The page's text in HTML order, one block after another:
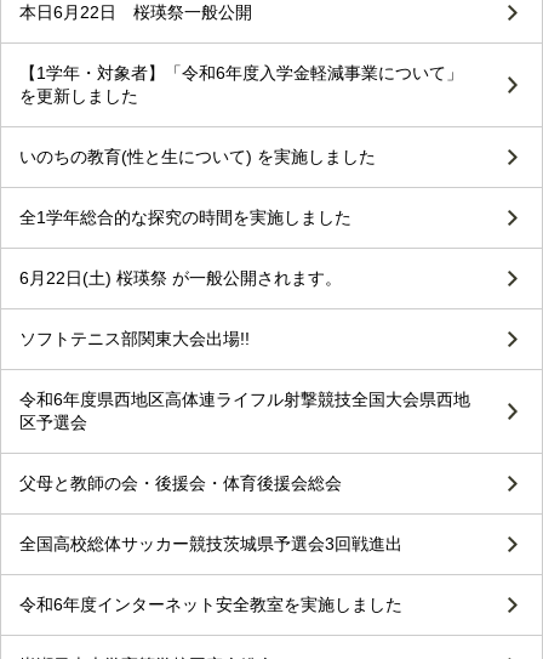
本日6月22日 桜瑛祭一般公開
【1学年・対象者】「令和6年度入学金軽減事業について」
を更新しました
いのちの教育(性と生について) を実施しました
全1学年総合的な探究の時間を実施しました
6月22日(土) 桜瑛祭 が一般公開されます。
ソフトテニス部関東大会出場!!
令和6年度県西地区高体連ライフル射撃競技全国大会県西地
区予選会
父母と教師の会・後援会・体育後援会総会
全国高校総体サッカー競技茨城県予選会3回戦進出
令和6年度インターネット安全教室を実施しました